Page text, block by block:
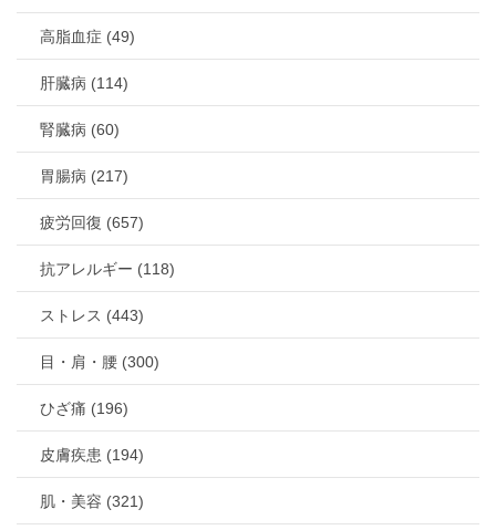
高脂血症 (49)
肝臓病 (114)
腎臓病 (60)
胃腸病 (217)
疲労回復 (657)
抗アレルギー (118)
ストレス (443)
目・肩・腰 (300)
ひざ痛 (196)
皮膚疾患 (194)
肌・美容 (321)